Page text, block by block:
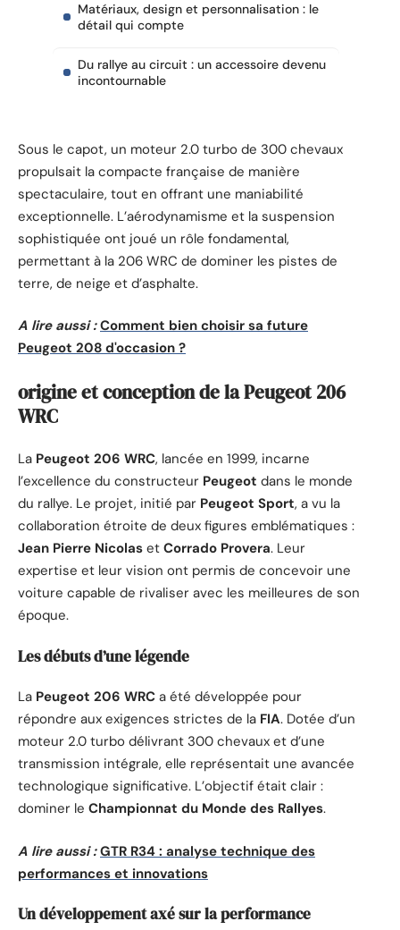
Matériaux, design et personnalisation : le
détail qui compte
Du rallye au circuit : un accessoire devenu
incontournable
Sous le capot, un moteur 2.0 turbo de 300 chevaux
propulsait la compacte française de manière
spectaculaire, tout en offrant une maniabilité
exceptionnelle. L’aérodynamisme et la suspension
sophistiquée ont joué un rôle fondamental,
permettant à la 206 WRC de dominer les pistes de
terre, de neige et d’asphalte.
A lire aussi : Comment bien choisir sa future
Peugeot 208 d'occasion ?
origine et conception de la Peugeot 206
WRC
La Peugeot 206 WRC, lancée en 1999, incarne
l’excellence du constructeur Peugeot dans le monde
du rallye. Le projet, initié par Peugeot Sport, a vu la
collaboration étroite de deux figures emblématiques :
Jean Pierre Nicolas et Corrado Provera. Leur
expertise et leur vision ont permis de concevoir une
voiture capable de rivaliser avec les meilleures de son
époque.
Les débuts d’une légende
La Peugeot 206 WRC a été développée pour
répondre aux exigences strictes de la FIA. Dotée d’un
moteur 2.0 turbo délivrant 300 chevaux et d’une
transmission intégrale, elle représentait une avancée
technologique significative. L’objectif était clair :
dominer le Championnat du Monde des Rallyes.
A lire aussi : GTR R34 : analyse technique des
performances et innovations
Un développement axé sur la performance